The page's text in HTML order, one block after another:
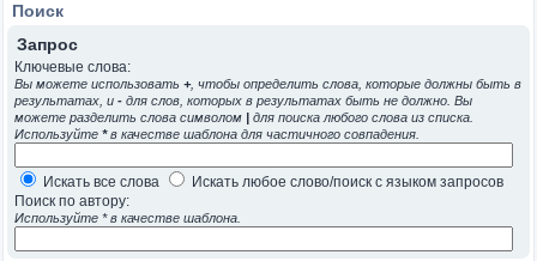
Поиск
Запрос
Ключевые слова:
Вы можете использовать +, чтобы определить слова, которые должны быть в
результатах, и - для слов, которых в результатах быть не должно. Вы
можете разделить слова символом | для поиска любого слова из списка.
Используйте *в качестве шаблона для частичного совпадения.
Искать все слова
Искать любое слово/поиск с языком запросов
Поиск по автору:
Используйте * в качестве шаблона.